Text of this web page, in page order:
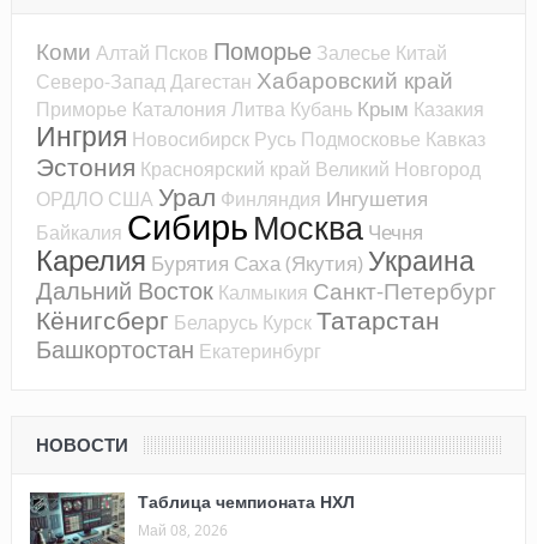
Коми Алтай Псков Поморье Залесье Китай
Северо-ЗападДагестан Хабаровский край
Приморье Каталония Литва Кубань Крым Казакия
Ингрия Новосибирск Русь Подмосковье Кавказ
Эстония Красноярский край Великий Новгород
ОРДЛО США Урал Финляндия Ингушетия
Байкалия СибирьМосква Чечня
Карелия Бурятия Саха (Якутия) Украина
Дальний Восток Калмыкия Санкт-Петербург
Кёнигсберг Беларусь КурскТатарстан
Башкортостан Екатеринбург
НОВОСТИ
Таблица чемпионата НХЛ
Май 08, 2026